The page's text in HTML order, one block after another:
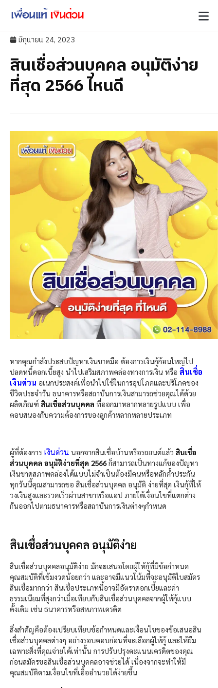
มิถุนายน 24, 2023
สินเชื่อส่วนบุคคล อนุมัติง่าย
ที่สุด 2566 ไหนดี
หากคุณกำลังประสบปัญหาเงินขาดมือ ต้องการเงินกู้ก้อนใหญ่ไป
ปลดหนี้ดอกเบี้ยสูง นำไปเสริมสภาพคล่องทางการเงิน หรือ สินเชื่อ
เงินด่วน อเนกประสงค์เพื่อนำไปใช้ในการอุปโภคและบริโภคของ
ชีวิตประจำวัน ธนาคารหรือสถาบันการเงินสามารถช่วยคุณได้ด้วย
ผลิตภัณฑ์ สินเชื่อส่วนบุคคล ที่ออกมาหลากหลายรูปแบบ เพื่อ
ตอบสนองกับความต้องการของลูกค้าหลากหลายประเภท
ผู้ที่ต้องการ เงินด่วน นอกจากสินเชื่อบ้านหรือรถยนต์แล้ว สินเชื่อ
ส่วนบุคคล อนุมัติง่ายที่สุด 2566 ก็สามารถเป็นทางแก้ของปัญหา
เงินขาดสภาพคล่องได้แบบไม่จำเป็นต้องมีคนหรือหลักค้ำประกัน
ทุกวันนี้คุณสามารถขอ สินเชื่อส่วนบุคคล อนุมัติ ง่ายที่สุด เงินกู้ที่ให้
วงเงินสูงและรวดเร็วผ่านสาขาหรือแอป ภายใต้เงื่อนไขที่แตกต่าง
กันออกไปตามธนาคารหรือสถาบันการเงินต่างๆกำหนด
สินเชื่อส่วนบุคคล อนุมัติง่าย
สินเชื่อส่วนบุคคลอนุมัติง่าย มักจะเสนอโดยผู้ให้กู้ที่มีข้อกำหนด
คุณสมบัติที่เข้มงวดน้อยกว่า และอาจมีแนวโน้มที่จะอนุมัติใบสมัคร
สินเชื่อมากกว่า สินเชื่อประเภทนี้อาจมีอัตราดอกเบี้ยและค่า
ธรรมเนียมที่สูงกว่าเมื่อเทียบกับสินเชื่อส่วนบุคคลจากผู้ให้กู้แบบ
ดั้งเดิม เช่น ธนาคารหรือสหภาพเครดิต
สิ่งสำคัญคือต้องเปรียบเทียบข้อกำหนดและเงื่อนไขของข้อเสนอสิน
เชื่อส่วนบุคคลต่างๆ อย่างรอบคอบก่อนที่จะเลือกผู้ให้กู้ และให้ยืม
เฉพาะสิ่งที่คุณจ่ายได้เท่านั้น การปรับปรุงคะแนนเครดิตของคุณ
ก่อนสมัครขอสินเชื่อส่วนบุคคลอาจช่วยได้ เนื่องจากจะทำให้มี
คุณสมบัติตามเงื่อนไขที่เอื้ออำนวยได้ง่ายขึ้น